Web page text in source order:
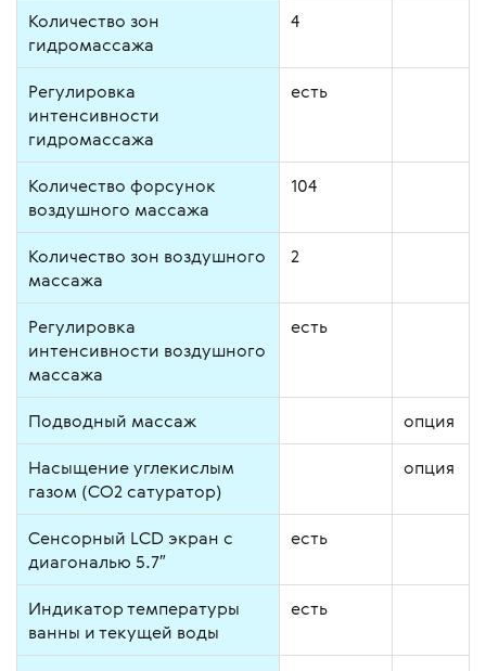
Количество зон
гидромассажа
4
Регулировка
интенсивности
гидромассажа
есть
Количество форсунок
воздушного массажа
104
Количество зон воздушного
массажа
2
Регулировка
интенсивности воздушного
массажа
есть
Подводный массаж
опция
Насыщение углекислым
газом (CO2 сатуратор)
опция
Сенсорный LCD экран с
диагональю 5.7″
есть
Индикатор температуры
ванны и текущей воды
есть